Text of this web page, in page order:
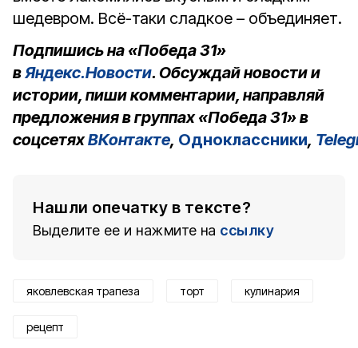
шедевром. Всё-таки сладкое – объединяет.
Подпишись на «Победа 31»
вЯндекс.Новости. Обсуждай новости и
истории, пиши комментарии, направляй
предложения в группах «Победа 31» в
соцсетяхВКонтакте, Одноклассники,
Нашли опечатку в тексте?
Выделите ее и нажмите на ссылку
яковлевская трапеза торт кулинария
рецепт